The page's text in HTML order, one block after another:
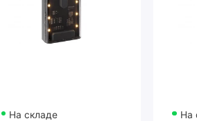
На складе На